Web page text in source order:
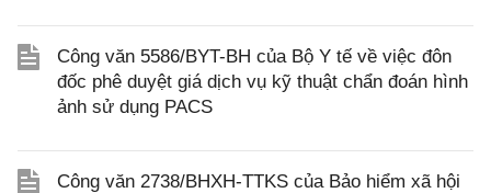
Công văn 5586/BYT-BH của Bộ Y tế về việc đôn
đốc phê duyệt giá dịch vụ kỹ thuật chẩn đoán hình
ảnh sử dụng PACS
Công văn 2738/BHXH-TTKS của Bảo hiểm xã hội